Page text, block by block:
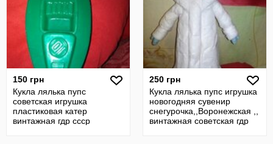
150 грн
Кукла лялька пупс
советская игрушка
пластиковая катер
винтажная гдр ссср
250 грн
Кукла лялька пупс игрушка
новогодняя сувенир
снегурочка,,Воронежская ,,
винтажная советская гдр